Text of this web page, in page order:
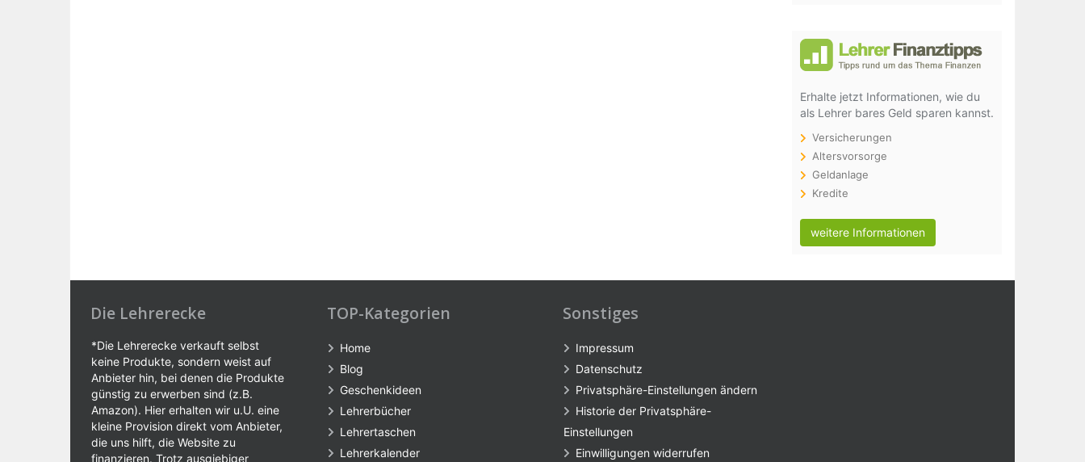
Erhalte jetzt Informationen, wie du
als Lehrer bares Geld sparen kannst.
Versicherungen
Altersvorsorge
Geldanlage
Kredite
weitere Informationen
Die Lehrerecke
*Die Lehrerecke verkauft selbst
keine Produkte, sondern weist auf
Anbieter hin, bei denen die Produkte
günstig zu erwerben sind (z.B.
Amazon). Hier erhalten wir u.U. eine
kleine Provision direkt vom Anbieter,
die uns hilft, die Website zu
finanzieren. Trotz ausgiebiger
TOP-Kategorien
Home
Blog
Geschenkideen
Lehrerbücher
Lehrertaschen
Lehrerkalender
Sonstiges
Impressum
Datenschutz
Privatsphäre-Einstellungen ändern
Historie der Privatsphäre-
Einstellungen
Einwilligungen widerrufen